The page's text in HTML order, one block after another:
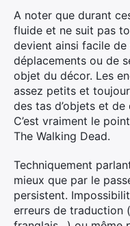
A noter que durant
fluide et ne suit pas
devient ainsi facile
déplacements ou de
objet du décor. Les
assez petits et
des tas d’objets et
C’est vraiment le
The Walking Dead.
Techniquement
mieux que par le
persistent.
erreurs de traduction